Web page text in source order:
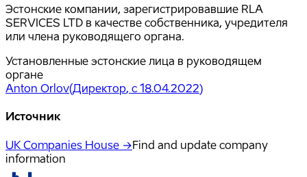
Эстонские компании, зарегистрировавшие RLA
SERVICES LTD в качестве собственника, учредителя
или члена руководящего органа.
Установленные эстонские лица в руководящем
органе
Anton Orlov(Директор, с 18.04.2022)
Источник
UK Companies House →Find and update company
information